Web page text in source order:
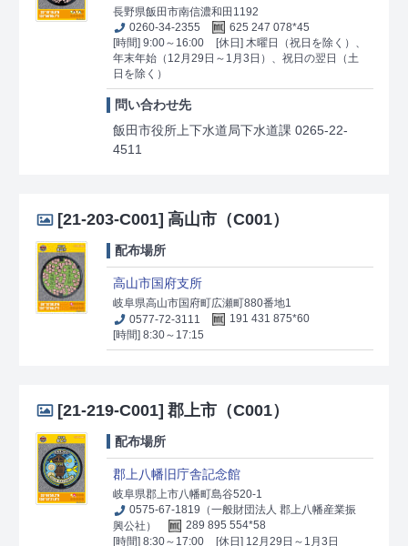
長野県飯田市南信濃和田1192
0260-34-2355
625 247 078*45
[時間] 9:00～16:00
[休日] 木曜日（祝日を除く）、
年末年始（12月29日～1月3日）、祝日の翌日（土
日を除く）
問い合わせ先
飯田市役所上下水道局下水道課 0265-22-
4511
[21-203-C001] 高山市（C001）
配布場所
高山市国府支所
岐阜県高山市国府町広瀬町880番地1
0577-72-3111
191 431 875*60
[時間] 8:30～17:15
[21-219-C001] 郡上市（C001）
配布場所
郡上八幡旧庁舎記念館
岐阜県郡上市八幡町島谷520-1
0575-67-1819（一般財団法人 郡上八幡産業振
興公社）
289 895 554*58
[時間] 8:30～17:00
[休日] 12月29日～1月3日